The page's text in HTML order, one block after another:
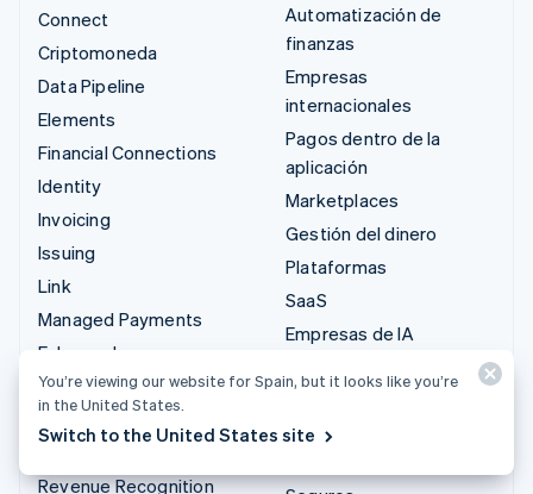
Connect
Criptomoneda
Data Pipeline
Elements
Financial Connections
Identity
Invoicing
Issuing
Link
Managed Payments
Enlaces de pago
Payments
Payouts
Revenue Recognition
Automatización de
finanzas
Empresas
internacionales
Pagos dentro de la
aplicación
Marketplaces
Gestión del dinero
Plataformas
SaaS
Empresas de IA
creadores
Videojuegos
You’re viewing our website for Spain, but it looks like you’re
in the United States.
Switch to the United States site